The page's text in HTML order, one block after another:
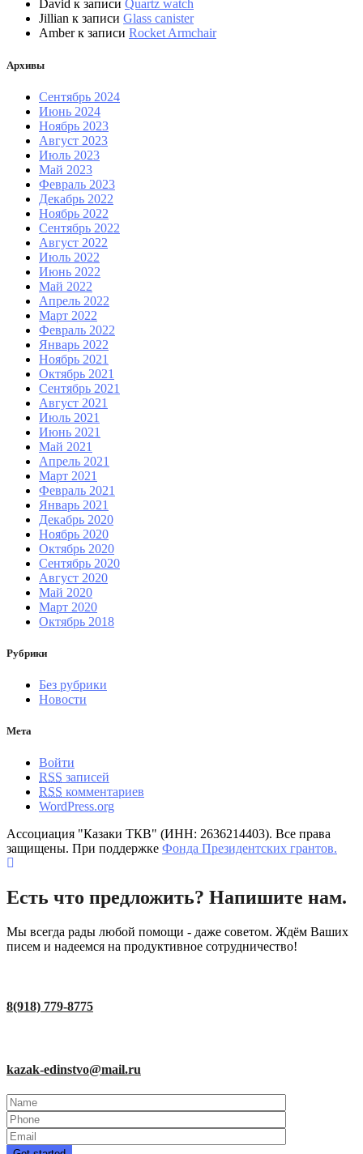
David к записи Quartz watch
Jillian к записи Glass canister
Amberк записи Rocket Armchair
Архивы
Сентябрь 2024
Июнь 2024
Ноябрь 2023
Август 2023
Июль 2023
Май 2023
Февраль 2023
Декабрь 2022
Ноябрь 2022
Сентябрь 2022
Август 2022
Июль 2022
Июнь 2022
Май 2022
Апрель 2022
Март 2022
Февраль 2022
Январь 2022
Ноябрь 2021
Октябрь 2021
Сентябрь 2021
Август 2021
Июль 2021
Июнь 2021
Май 2021
Апрель 2021
Март 2021
Февраль 2021
Январь 2021
Декабрь 2020
Ноябрь 2020
Октябрь 2020
Сентябрь 2020
Август 2020
Май 2020
Март 2020
Октябрь 2018
Рубрики
Без рубрики
Новости
Мета
Войти
RSS записей
RSS комментариев
WordPress.org
Ассоциация "Казаки ТКВ" (ИНН: 2636214403). Все права
защищены. При поддержке Фонда Президентских грантов.
Есть что предложить? Напишите нам.
Мы всегда рады любой помощи - даже советом. Ждём Ваших
писем и надеемся на продуктивное сотрудничество!
8(918) 779-8775
kazak-edinstvo@mail.ru